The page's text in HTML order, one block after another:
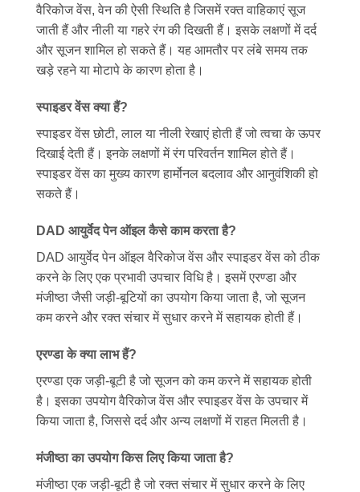
वैरिकोज वेंस, वेन की ऐसी स्थिति है जिसमें रक्त वाहिकाएं सूज
जाती हैं और नीली या गहरे रंग की दिखती हैं। इसके लक्षणों में दर्द
और सूजन शामिल हो सकते हैं। यह आमतौर पर लंबे समय तक
खड़े रहने या मोटापे के कारण होता है।
स्पाइडर वेंस क्या हैं?
स्पाइडर वेंस छोटी, लाल या नीली रेखाएं होती हैं जो त्वचा के ऊपर
दिखाई देती हैं। इनके लक्षणों में रंग परिवर्तन शामिल होते हैं।
स्पाइडर वेंस का मुख्य कारण हार्मोनल बदलाव और आनुवंशिकी हो
सकते हैं।
DAD आयुर्वेद पेन ऑइल कैसे काम करता है?
DAD आयुर्वेद पेन ऑइल वैरिकोज वेंस और स्पाइडर वेंस को ठीक
करने के लिए एक प्रभावी उपचार विधि है। इसमें एरण्डा और
मंजीष्ठा जैसी जड़ी-बूटियों का उपयोग किया जाता है, जो सूजन
कम करने और रक्त संचार में सुधार करने में सहायक होती हैं।
एरण्डा के क्या लाभ हैं?
एरण्डा एक जड़ी-बूटी है जो सूजन को कम करने में सहायक होती
है। इसका उपयोग वैरिकोज वेंस और स्पाइडर वेंस के उपचार में
किया जाता है, जिससे दर्द और अन्य लक्षणों में राहत मिलती है।
मंजीष्ठा का उपयोग किस लिए किया जाता है?
मंजीष्ठा एक जड़ी-बूटी है जो रक्त संचार में सुधार करने के लिए